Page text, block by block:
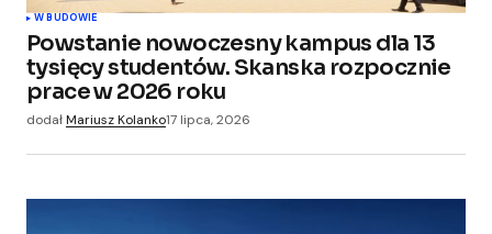
W BUDOWIE
Powstanie nowoczesny kampus dla 13
tysięcy studentów. Skanska rozpocznie
prace w 2026 roku
dodałMariusz Kolanko17 lipca, 2026